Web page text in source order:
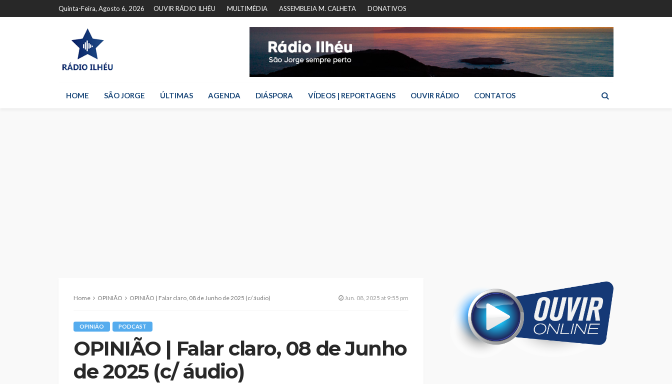
Quinta-Feira, Agosto 6, 2026 OUVIR RÁDIO ILHÉU MULTIMÉDIA ASSEMBLEIA M. CALHETA DONATIVOS
HOME SÃO JORGE ÚLTIMAS AGENDA DIÁSPORA VÍDEOS | REPORTAGENS OUVIR RÁDIO CONTATOS
Home OPINIÃO OPINIÃO | Falar claro, 08 de Junho de 2025 (c/ áudio) Jun. 08, 2025 at 9:55 pm
OPINIÃO PODCAST
OPINIÃO | Falar claro, 08 de Junho
de 2025 (c/ áudio)